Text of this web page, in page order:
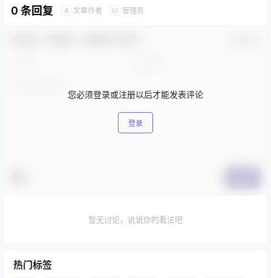
0 条回复 A 文章作者 M 管理员
您必须登录或注册以后才能发表评论
登录
暂无讨论，说说你的看法吧
热门标签